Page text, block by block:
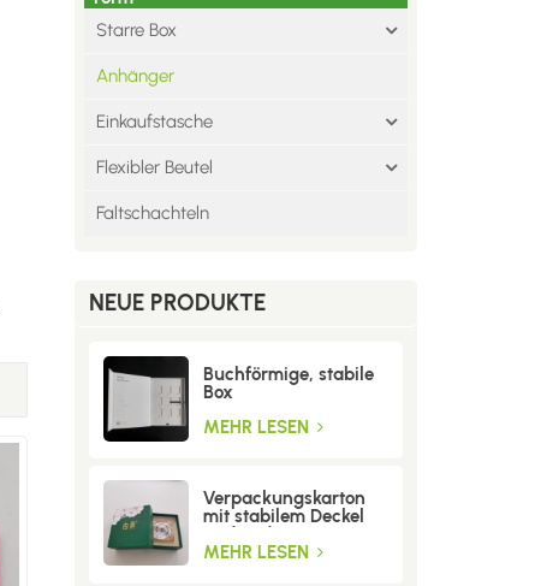
Starre Box
Anhänger
Einkaufstasche
Flexibler Beutel
Faltschachteln
NEUE PRODUKTE
Buchförmige, stabile
Box
MEHR LESEN
Verpackungskarton
mit stabilem Deckel
und Boden
MEHR LESEN